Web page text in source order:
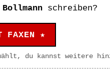
schreiben?
FAXEN ★
du kannst weitere